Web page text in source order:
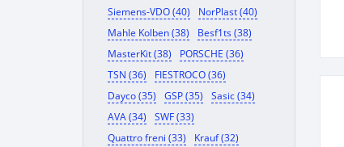
Siemens-VDO (40)
NorPlast (40)
Mahle Kolben (38)
Besf1ts (38)
MasterKit (38)
PORSCHE (36)
TSN (36)
FIESTROCO (36)
Dayco (35)
GSP (35)
Sasic (34)
AVA (34)
SWF (33)
Quattro freni (33)
Krauf (32)